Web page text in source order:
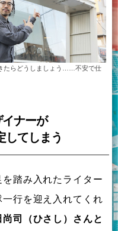
たらどうしましょう……不安で仕
イナーが
してし ま う
踏み入れたライター
行を迎え入れてくれ
尚司（ひさし）さんと